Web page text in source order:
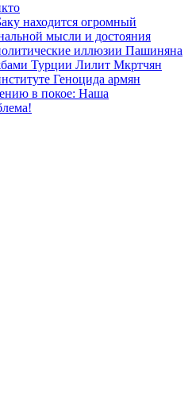
находится огромный
мысли и достояния
иллюзии Пашиняна
Турции Лилит Мкртчян
Геноцида армян
в покое: Наша